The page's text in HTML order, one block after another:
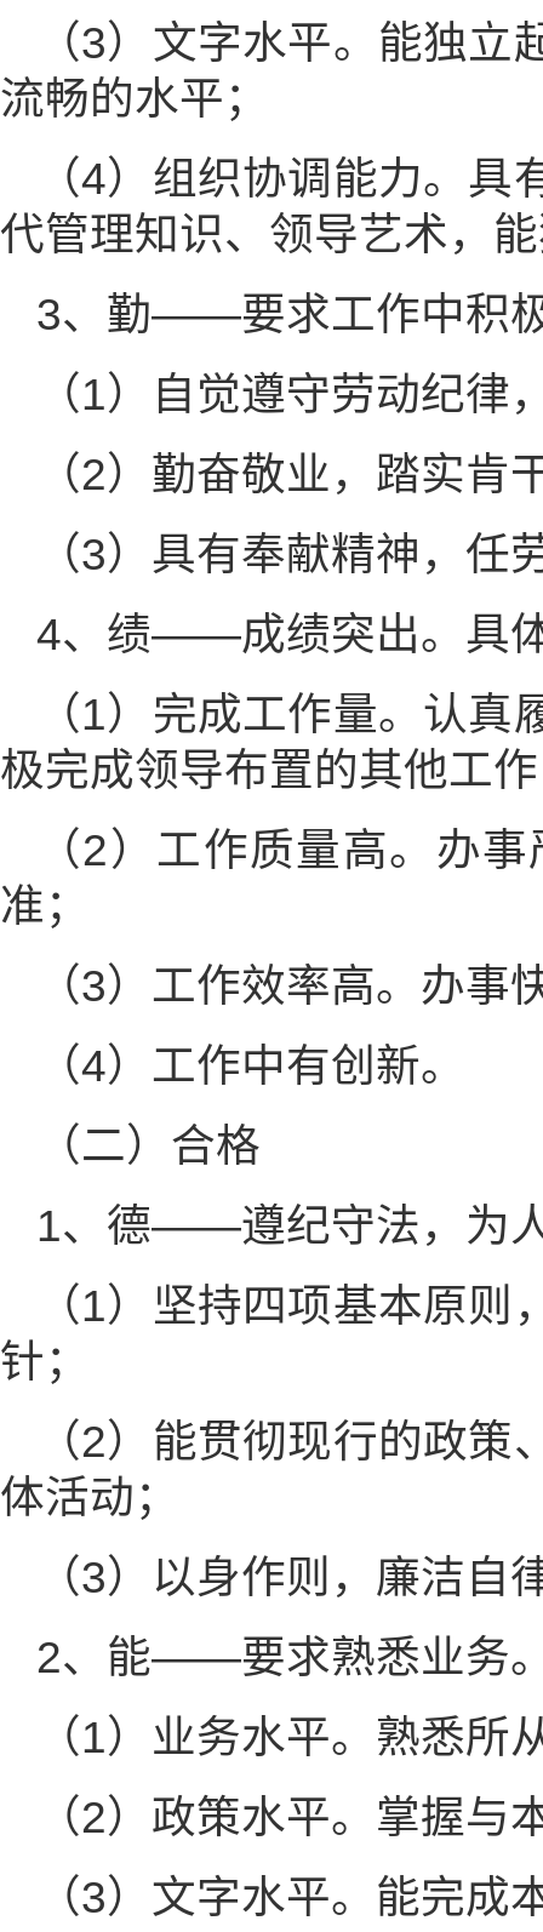
（3）文字水平。能独
流畅的水平；
（4）组织协调能力。
代管理知识、领导艺术，
3、勤——要求工作中积
（1）自觉遵守劳动纪
（2）勤奋敬业，踏实肯
（3）具有奉献精神，
4、绩——成绩突出。具
（1）完成工作量。认
极完成领导布置的其他工
（2）工作质量高。办
准；
（3）工作效率高。办事
（4）工作中有创新。
（二）合格
1、德——遵纪守法，为
（1）坚持四项基本原
针；
（2）能贯彻现行的政
体活动；
（3）以身作则，廉洁
2、能——要求熟悉业务
（1）业务水平。熟悉
（2）政策水平。掌握
（3）文字水平。能完